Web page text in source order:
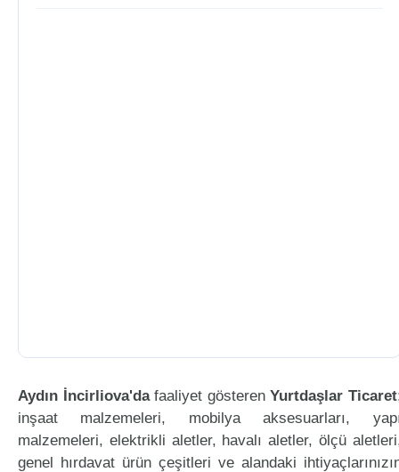
Aydın İncirliova'dafaaliyet gösterenYurtdaşlar Ticaret
inşaat malzemeleri, mobilya aksesuarları,
malzemeleri, elektrikli aletler, havalı aletler, ölçü
genel hırdavat ürün çeşitleri ve alandaki